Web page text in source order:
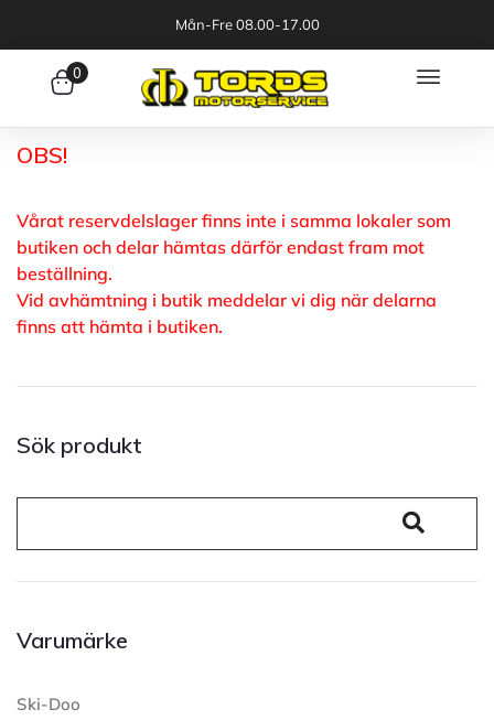
Mån-Fre 08.00-17.00
0
OBS!
Vårat reservdelslager finns inte i samma lokaler som
butiken och delar hämtas därför endast fram mot
beställning.
Vid avhämtning i butik meddelar vi dig när delarna
finns att hämta i butiken.
Sök produkt
Varumärke
Ski-Doo